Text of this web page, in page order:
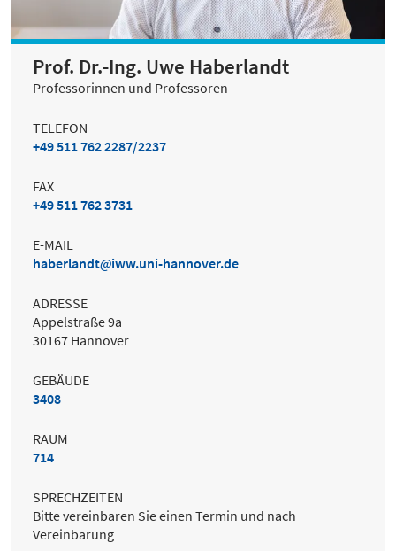
Prof. Dr.-Ing. Uwe Haberlandt
Professorinnen und Professoren
TELEFON
+49 511 762 2287/2237
FAX
+49 511 762 3731
E-MAIL
haberlandt
iww.uni-hannover.de
ADRESSE
Appelstraße 9a
30167 Hannover
GEBÄUDE
3408
RAUM
714
SPRECHZEITEN
Bitte vereinbaren Sie einen Termin und nach
Vereinbarung